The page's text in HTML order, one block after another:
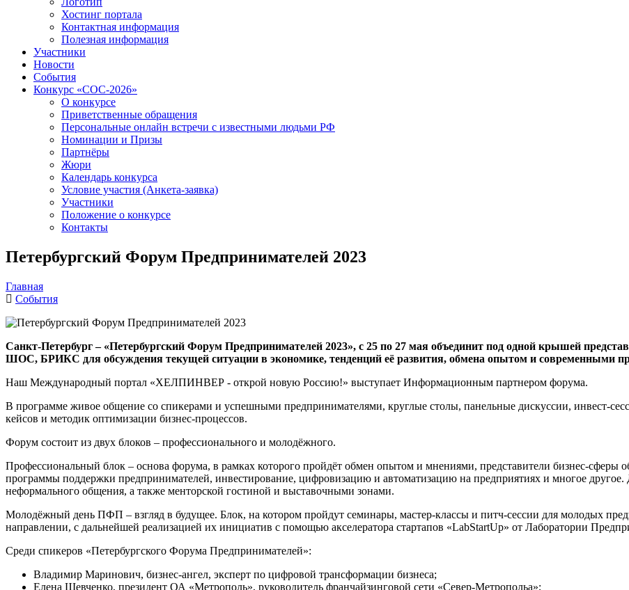
Хостинг портала
Контактная информация
Полезная информация
Участники
Новости
События
Конкурс «СОС-2026»
О конкурсе
Приветственные обращения
Персональные онлайн встречи с известными людьми РФ
Номинации и Призы
Партнёры
Жюри
Календарь конкурса
Условие участия (Анкета-заявка)
Участники
Положение о конкурсе
Контакты
Петербургский Форум Предпринимателей 2023
Главная
События
Санкт-Петербург – «Петербургский Форум Предпринимателей 2023», с 25 по 27 мая объединит под одной крышей
ШОС, БРИКС для обсуждения текущей ситуации в экономике, тенденций её развития, обмена опытом и современными
Наш Международный портал «ХЕЛПИНВЕР - открой новую Россию!» выступает Информационным партнером форума.
В программе живое общение со спикерами и успешными предпринимателями, круглые столы, панельные дискуссии, инвест-
кейсов и методик оптимизации бизнес-процессов.
Форум состоит из двух блоков – профессионального и молодёжного.
Профессиональный блок – основа форума, в рамках которого пройдёт обмен опытом и мнениями, представители бизнес-сферы
программы поддержки предпринимателей, инвестирование, цифровизацию и автоматизацию на предприятиях и многое
неформального общения, а также менторской гостиной и выставочными зонами.
Молодёжный день ПФП – взгляд в будущее. Блок, на котором пройдут семинары, мастер-классы и питч-сессии для молодых
направлении, с дальнейшей реализацией их инициатив с помощью акселератора стартапов «LabStartUp» от Лаборатории
Среди спикеров «Петербургского Форума Предпринимателей»:
Владимир Маринович, бизнес-ангел, эксперт по цифровой трансформации бизнеса;
Елена Шевченко, президент ОА «Метрополь», руководитель франчайзинговой сети «Север-Метропольа»;